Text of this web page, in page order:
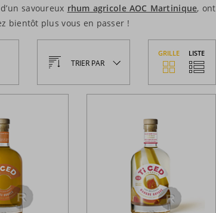
savoureux rhum agricole AOC Martinique, ont
bientôt plus vous en passer !
TRIER PAR
GRILLE LISTE